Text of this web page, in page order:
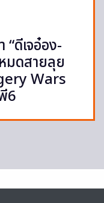
“ดีเจอ๋อง-
มดสายลุย
Wars
6